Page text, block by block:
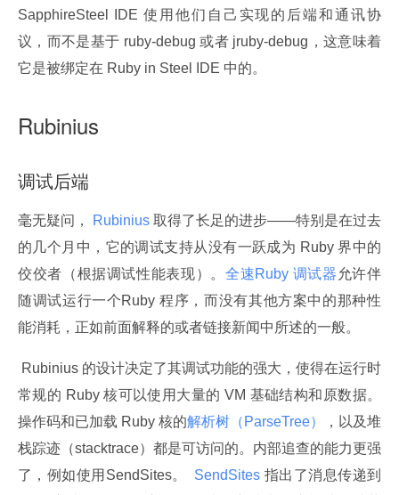
SapphireSteel IDE 使用他们自己实现的后端和通讯协
议，而不是基于 ruby-debug 或者 jruby-debug，这意味着
它是被绑定在 Ruby in Steel IDE 中的。
Rubinius
调试后端
毫无疑问， Rubinius 取得了长足的进步——特别是在过去
的几个月中，它的调试支持从没有一跃成为 Ruby 界中的
佼佼者（根据调试性能表现）。 全速Ruby 调试器 允许伴
随调试运行一个Ruby 程序，而没有其他方案中的那种性
能消耗，正如前面解释的或者链接新闻中所述的一般。
常规的 Ruby 核可以使用大量的 VM 基础结构和原数据。
操作码和已加载 Ruby 核的解析树（ParseTree）
，以及堆
栈踪迹（stacktrace）都是可访问的。内部追查的能力更强
了，例如使用SendSites。
SendSites 指出了消息传递到